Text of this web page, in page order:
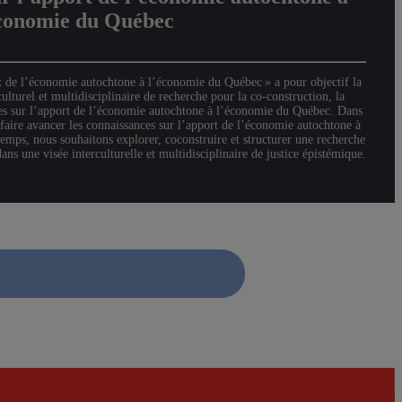
du Québec
l’économie autochtone à l’économie du Québec » a pour objectif la
et multidisciplinaire de recherche pour la co-construction, la
l’apport de l’économie autochtone à l’économie du Québec. Dans
avancer les connaissances sur l’apport de l’économie autochtone à
nous souhaitons explorer, coconstruire et structurer une recherche
une visée interculturelle et multidisciplinaire de justice épistémique.